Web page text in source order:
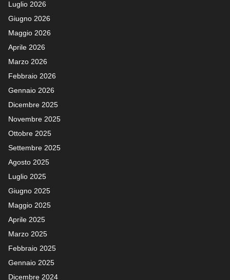
Luglio 2026
Giugno 2026
Maggio 2026
Aprile 2026
Marzo 2026
Febbraio 2026
Gennaio 2026
Dicembre 2025
Novembre 2025
Ottobre 2025
Settembre 2025
Agosto 2025
Luglio 2025
Giugno 2025
Maggio 2025
Aprile 2025
Marzo 2025
Febbraio 2025
Gennaio 2025
Dicembre 2024